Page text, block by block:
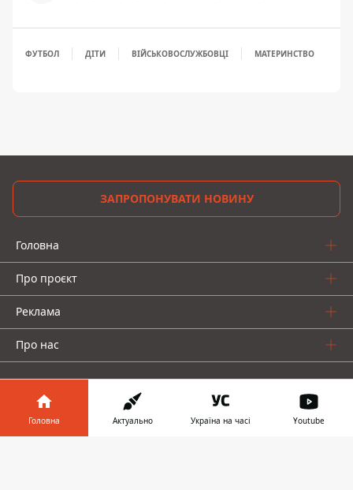
ФУТБОЛ ДІТИ ВІЙСЬКОВОСЛУЖБОВЦІ МАТЕРИНСТВО
ЗАПРОПОНУВАТИ НОВИНУ
Головна
Про проєкт
Реклама
Про нас
Головна Актуально Україна на часі Youtube